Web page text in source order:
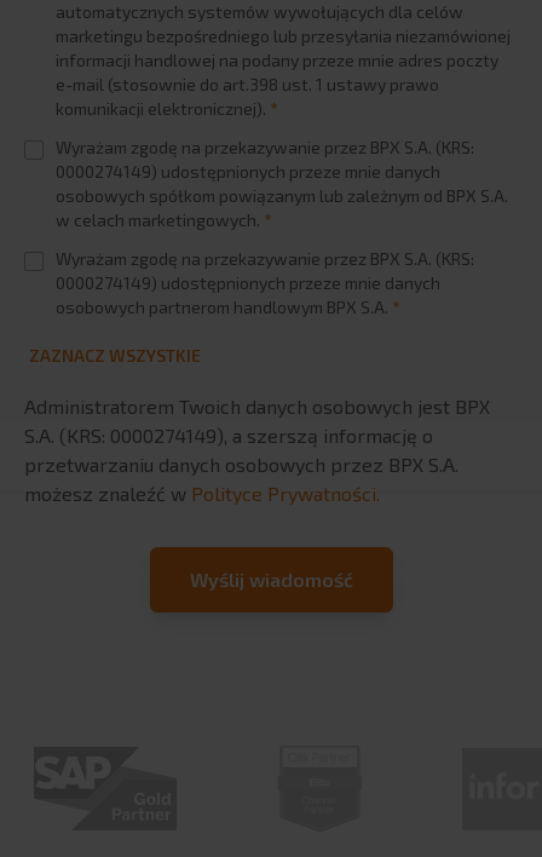
automatycznych systemów wywołujących dla celów
marketingu bezpośredniego lub przesyłania niezamówionej
informacji handlowej na podany przeze mnie adres poczty
e-mail (stosownie do art.398 ust. 1 ustawy prawo
komunikacji elektronicznej). *
Wyrażam zgodę na przekazywanie przez BPX S.A. (KRS:
0000274149) udostępnionych przeze mnie danych
osobowych spółkom powiązanym lub zależnym od BPX S.A.
w celach marketingowych. *
Wyrażam zgodę na przekazywanie przez BPX S.A. (KRS:
0000274149) udostępnionych przeze mnie danych
osobowych partnerom handlowym BPX S.A. *
ZAZNACZ WSZYSTKIE
Administratorem Twoich danych osobowych jest BPX
S.A. (KRS: 0000274149), a szerszą informację o
przetwarzaniu danych osobowych przez BPX S.A.
możesz znaleźć w Polityce Prywatności.